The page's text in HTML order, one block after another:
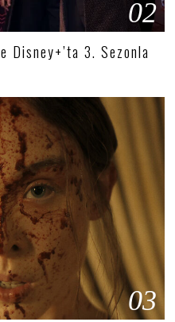
02
Disney+’ta 3. Sezonla
03